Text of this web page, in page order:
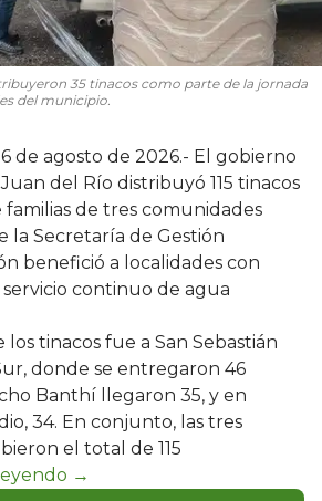
35 tinacos como parte de la jornada
del municipio.
de agosto de 2026.- El gobierno
del Río distribuyó 115 tinacos
de tres comunidades
la Secretaría de Gestión
benefició a localidades con
continuo de agua
tinacos fue a San Sebastián
donde se entregaron 46
Banthí llegaron 35, y en
34. En conjunto, las tres
el total de 115